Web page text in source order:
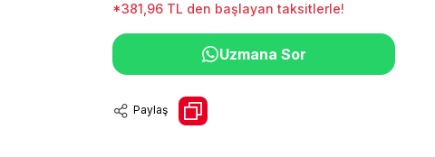
*381,96 TL den başlayan taksitlerle!
Uzmana Sor
Paylaş